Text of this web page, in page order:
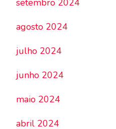
setembro 2024
agosto 2024
julho 2024
junho 2024
maio 2024
abril 2024